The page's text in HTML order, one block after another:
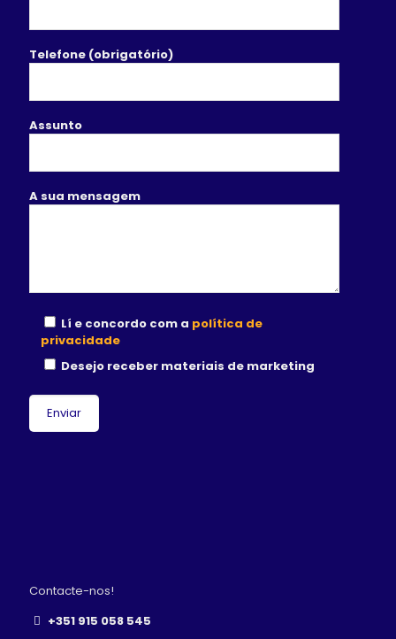
Telefone (obrigatório)
Assunto
A sua mensagem
Lí e concordo com a política de
privacidade
Desejo receber materiais de marketing
Contacte-nos!
+351 915 058 545